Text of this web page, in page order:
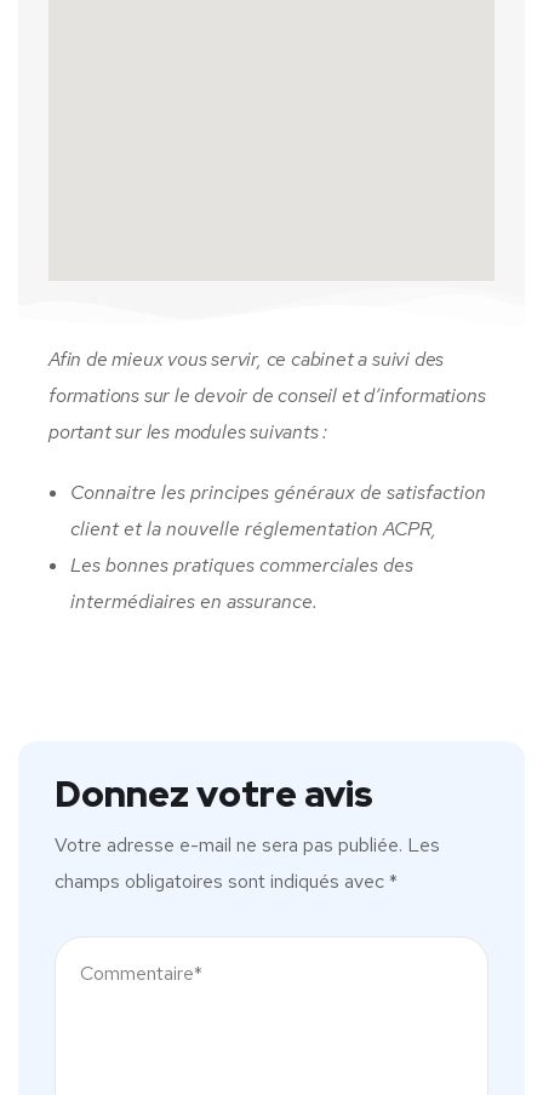
Afin de mieux vous servir, ce cabinet a suivi des
formations sur le devoir de conseil et d’informations
portant sur les modules suivants :
Connaitre les principes généraux de satisfaction
client et la nouvelle réglementation ACPR,
Les bonnes pratiques commerciales des
intermédiaires en assurance.
Donnez votre avis
Votre adresse e-mail ne sera pas publiée. Les
champs obligatoires sont indiqués avec*